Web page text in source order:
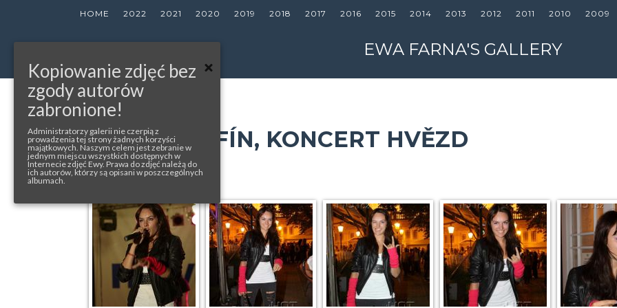
HOME 2022 2021 2020 2019 2018 2017 2016 2015 2014 2013 2012 2011 2010 2009
EWA FARNA'S GALLERY
« back to album
PRAŽSKÝ ŽOFÍN, KONCERT HVĚZD
photos from: ihot.cz, isifa.cz
Kopiowanie zdjęć bez
zgody autorów
zabronione!
Administratorzy galerii nie czerpią z
prowadzenia tej strony żadnych korzyści
majątkowych. Naszym celem jest zebranie w
jednym miejscu wszystkich dostępnych w
Internecie zdjęć Ewy. Prawa do zdjęć należą do
ich autorów, którzy są opisani w poszczególnych
albumach.